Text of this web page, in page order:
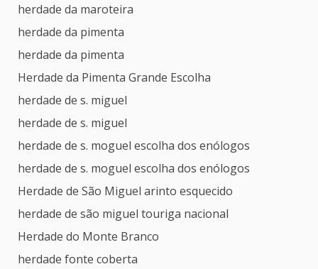
herdade da maroteira
herdade da pimenta
herdade da pimenta
Herdade da Pimenta Grande Escolha
herdade de s. miguel
herdade de s. miguel
herdade de s. moguel escolha dos enólogos
herdade de s. moguel escolha dos enólogos
Herdade de São Miguel arinto esquecido
herdade de são miguel touriga nacional
Herdade do Monte Branco
herdade fonte coberta